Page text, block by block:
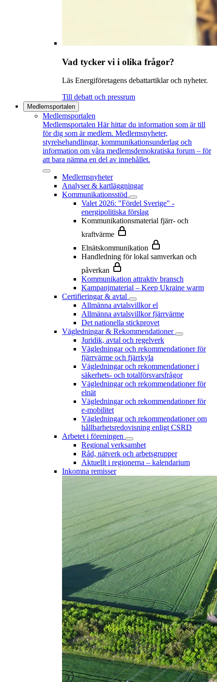
Vad tycker vi i olika frågor?
Läs Energiföretagens debattartiklar och nyheter.
Till debatt och pressrum
Medlemsportalen
Medlemsportalen
Medlemsportalen Här hittar du information som är till
för dig som är medlem. Medlemsnyheter,
styrelsehandlingar, kommunikationsunderlag och
information om våra medlemsdemokratiska forum – för
att bara nämna en del av innehållet.
Medlemsnyheter
Analyser & kartläggningar
Kommunikationsstöd
Valet 2026: "Fördel Sverige" -
energipolitiska förslag
Kommunikationsmaterial fjärr- och
kraftvärme
Elnätskommunikation
Handledning för lokal samverkan och
påverkan
Kommunikation attraktiv bransch
Kampanjmaterial – Keep Ukraine warm
Certifieringar & avtal
Allmänna avtalsvillkor el
Allmänna avtalsvillkor fjärrvärme
Det nationella stickprovet
Vägledningar & Rekommendationer
Juridik, avtal och regelverk
Vägledningar och rekommendationer för
fjärrvärme och fjärrkyla
Vägledningar och rekommendationer i
säkerhets- och totalförsvarsfrågor
Vägledningar och rekommendationer för
elnät
Vägledningar och rekommendationer för
e-mobilitet
Vägledningar och rekommendationer om
hållbarhetsredovisning enligt CSRD
Arbetet i föreningen
Regional verksamhet
Råd, nätverk och arbetsgrupper
Aktuellt i regionerna – kalendarium
Inkomna remisser